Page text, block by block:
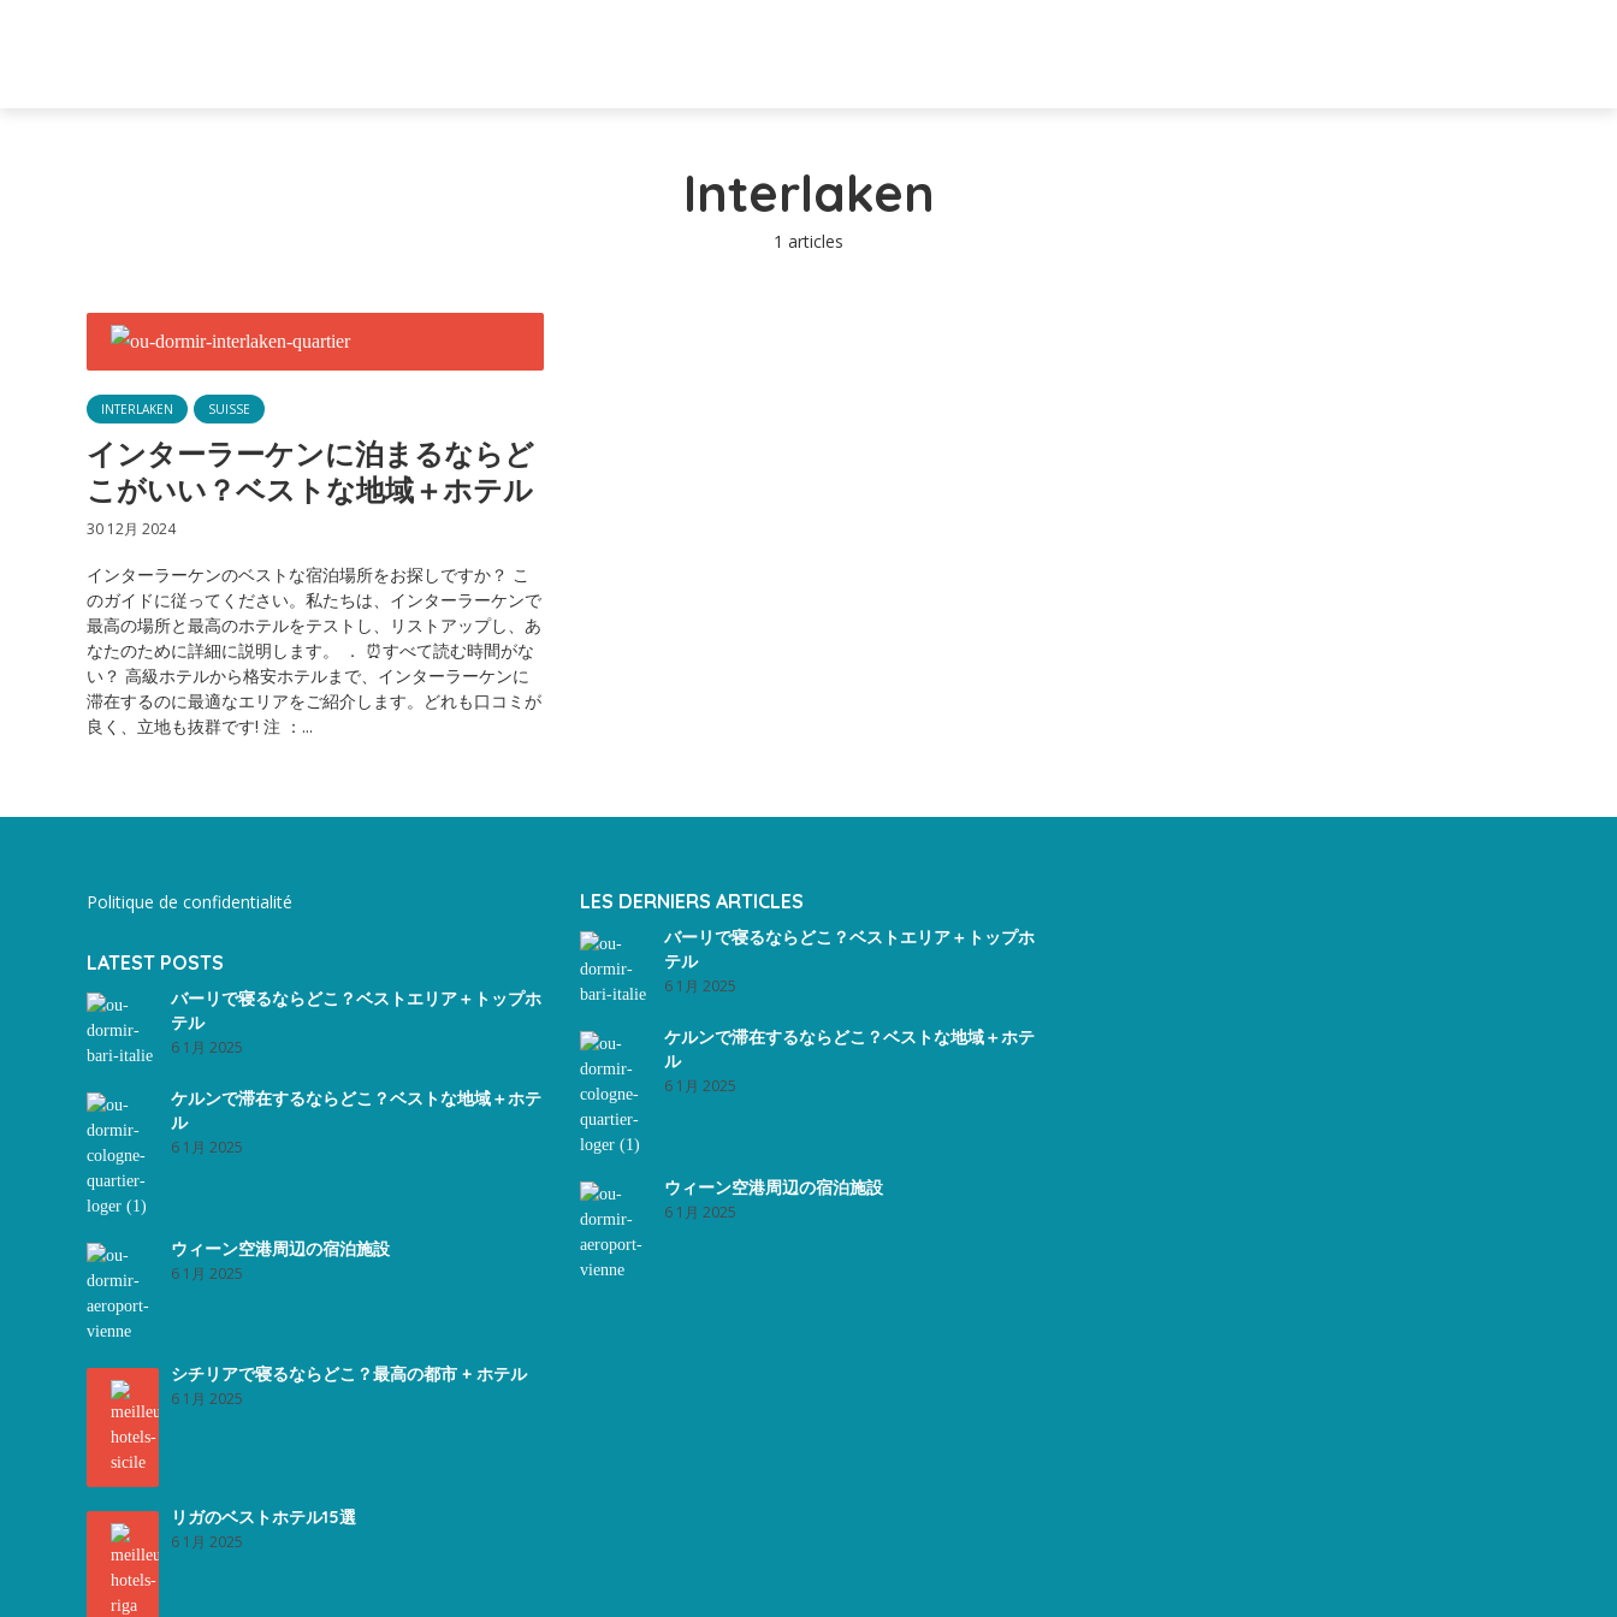
Interlaken
1 articles
INTERLAKEN SUISSE
インターラーケンに泊まるならど
こがいい？ベストな地域＋ホテル
30 12月 2024
インターラーケンのベストな宿泊場所をお探しですか？ こ
のガイドに従ってください。私たちは、インターラーケンで
最高の場所と最高のホテルをテストし、リストアップし、あ
なたのために詳細に説明します。 ． ⏰すべて読む時間がな
い？ 高級ホテルから格安ホテルまで、インターラーケンに
滞在するのに最適なエリアをご紹介します。どれも口コミが
良く、立地も抜群です! 注 ：...
Politique de confidentialité
LATEST POSTS
バーリで寝るならどこ？ベストエリア＋トップホ
テル
6 1月 2025
ケルンで滞在するならどこ？ベストな地域＋ホテ
ル
6 1月 2025
ウィーン空港周辺の宿泊施設
6 1月 2025
シチリアで寝るならどこ？最高の都市 + ホテル
6 1月 2025
リガのベストホテル15選
6 1月 2025
LES DERNIERS ARTICLES
バーリで寝るならどこ？ベストエリア＋トップホ
テル
6 1月 2025
ケルンで滞在するならどこ？ベストな地域＋ホテ
ル
6 1月 2025
ウィーン空港周辺の宿泊施設
6 1月 2025